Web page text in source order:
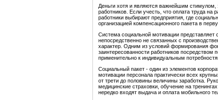
Деньги хотя и являются важнейшим
работников. Если учесть, что оплата труда
работники выбирают предприятия, где
организацией компенсационного пакета в
Система социальной мотивации представляет
непосредственно не связанных с
характер. Одним из условий формирования
заинтересованности работников посредством
применительно к индивидуальным
Социальный пакет - один из элементов
мотивации персонала практически всех
от трети до половины величины заработка.
медицинские страховки, обучение на
нередко входят выдача и оплата мобильного